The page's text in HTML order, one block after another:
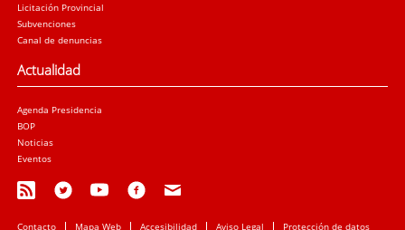
Licitación Provincial
Subvenciones
Canal de denuncias
Actualidad
Agenda Presidencia
BOP
Noticias
Eventos
Contacto Mapa Web Accesibilidad Aviso Legal Protección de datos